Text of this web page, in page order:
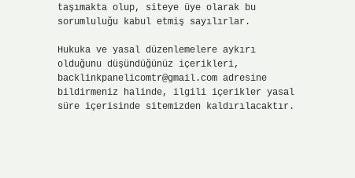
taşımakta olup, siteye üye olarak bu
sorumluluğu kabul etmiş sayılırlar.
Hukuka ve yasal düzenlemelere aykırı
olduğunu düşündüğünüz içerikleri,
backlinkpanelicomtr@gmail.comadresine
bildirmeniz halinde, ilgili içerikler yasal
süre içerisinde sitemizden kaldırılacaktır.